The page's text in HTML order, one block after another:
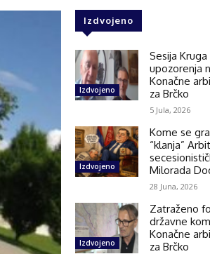
Izdvojeno
Izdvojeno
Sesija
upozorenja
Konačne
za Brčko
5 Jula, 2026
Izdvojeno
Kome se
“klanja”
Milorada
28 Juna, 2026
Izdvojeno
Zatraženo
državne
Konačne
za Brčko